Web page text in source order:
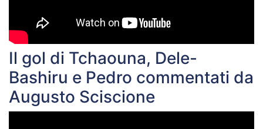
Il gol di Tchaouna, Dele-
Bashiru e Pedro commentati da
Augusto Sciscione